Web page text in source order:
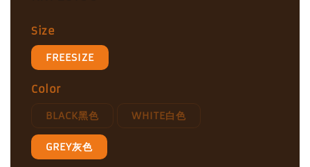
Size
FREESIZE
Color
BLACK黑色 WHITE白色
GREY灰色